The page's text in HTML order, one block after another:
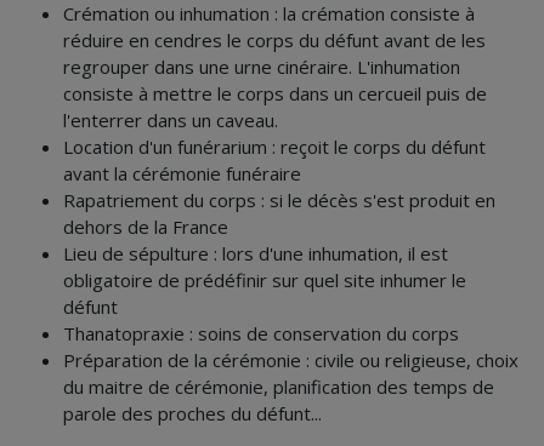
Crémation ou inhumation : la crémation consiste à
réduire en cendres le corps du défunt avant de les
regrouper dans une urne cinéraire. L'inhumation
consiste à mettre le corps dans un cercueil puis de
l'enterrer dans un caveau.
Location d'un funérarium : reçoit le corps du défunt
avant la cérémonie funéraire
Rapatriement du corps : si le décès s'est produit en
dehors de la France
Lieu de sépulture : lors d'une inhumation, il est
obligatoire de prédéfinir sur quel site inhumer le
défunt
Thanatopraxie : soins de conservation du corps
Préparation de la cérémonie : civile ou religieuse, choix
du maitre de cérémonie, planification des temps de
parole des proches du défunt...